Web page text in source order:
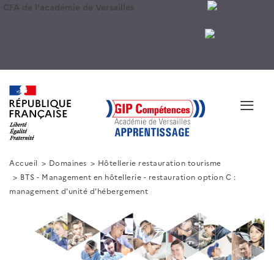
CFA de l'académie de Versailles
≡
Accueil Domaines
Hôtellerie restauration tourisme
BTS - Management en hôtellerie - restauration option C :
management d'unité d'hébergement